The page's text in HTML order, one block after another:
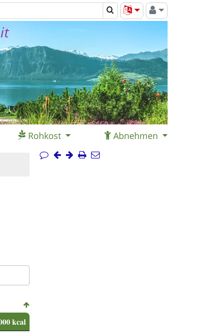
Rohkost Abnehmen
kcal